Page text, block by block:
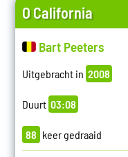
O California
Bart Peeters
Uitgebracht in 2008
Duurt 03:08
88 keer gedraaid